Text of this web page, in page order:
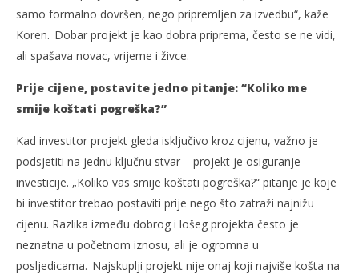
samo formalno dovršen, nego pripremljen za izvedbu“, kaže
Koren. Dobar projekt je kao dobra priprema, često se ne vidi,
ali spašava novac, vrijeme i živce.
Prije cijene, postavite jedno pitanje: “Koliko me
smije koštati pogreška?”
Kad investitor projekt gleda isključivo kroz cijenu, važno je
podsjetiti na jednu ključnu stvar – projekt je osiguranje
investicije. „Koliko vas smije koštati pogreška?“ pitanje je koje
bi investitor trebao postaviti prije nego što zatraži najnižu
cijenu. Razlika između dobrog i lošeg projekta često je
neznatna u početnom iznosu, ali je ogromna u
posljedicama. Najskuplji projekt nije onaj koji najviše košta na